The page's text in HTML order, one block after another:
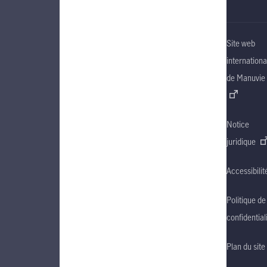
Site web
de Manuvie
Notice
juridique
Politique de
Plan du site